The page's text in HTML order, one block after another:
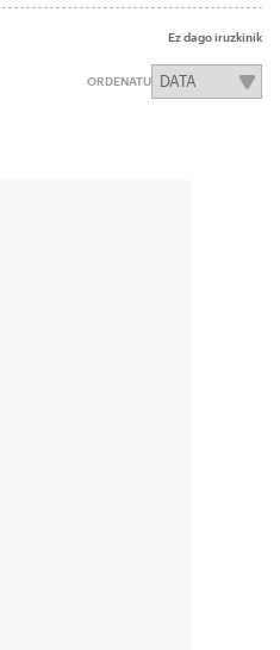
Ez dago iruzkinik
ORDENATU